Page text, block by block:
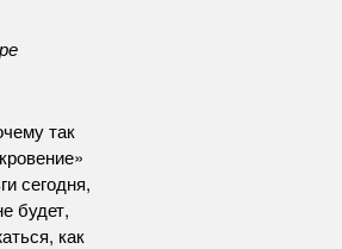
так
сегодня,
будет,
как